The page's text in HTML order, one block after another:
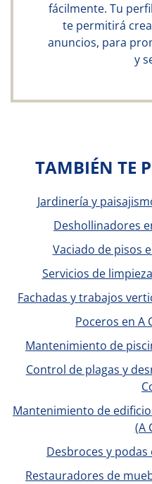
fácilmente. Tu
te permitirá
anuncios, para
y
TAMBIÉN TE
Jardinería y
Deshollinadores
Vaciado de pisos
Servicios de
Fachadas y trabajos
Poceros en A
Mantenimiento de
Control de plagas y
Mantenimiento de
(A
Desbroces y podas
Restauradores de